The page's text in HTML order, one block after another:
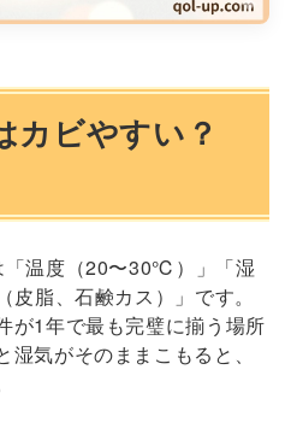
カビやすい？
「温度（20〜30℃）」「湿
脂、石鹸カス）」です。
が1年で最も完璧に揃う場所
気がそのままこもると、